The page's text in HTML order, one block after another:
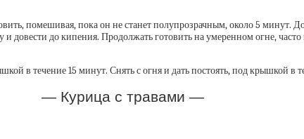
помешивая, пока он не станет полупрозрачным, около 5 минут.
до кипения. Продолжать готовить на умеренном огне,
в течение 15 минут. Снять с огня и дать постоять, под крышкой в
— Курица с травами —